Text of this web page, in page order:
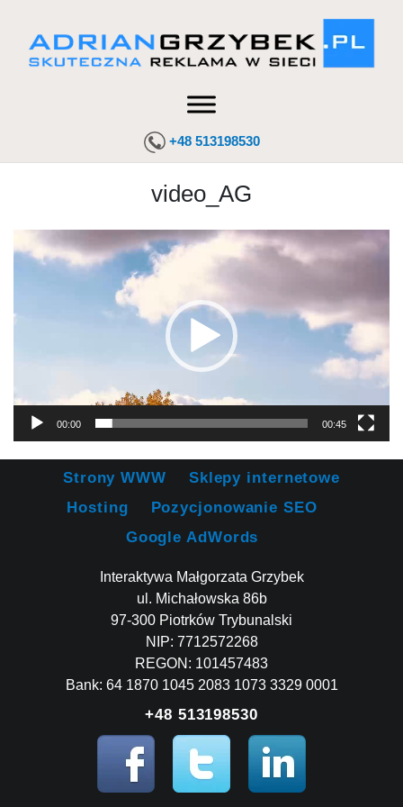
+48 513198530
video_AG
video
00:00 00:45
Strony WWW
Sklepy internetowe
Hosting
Pozycjonowanie SEO
Google AdWords
Interaktywa Małgorzata Grzybek
ul. Michałowska 86b
97-300 Piotrków Trybunalski
NIP: 7712572268
REGON: 101457483
Bank: 64 1870 1045 2083 1073 3329 0001
+48 513198530